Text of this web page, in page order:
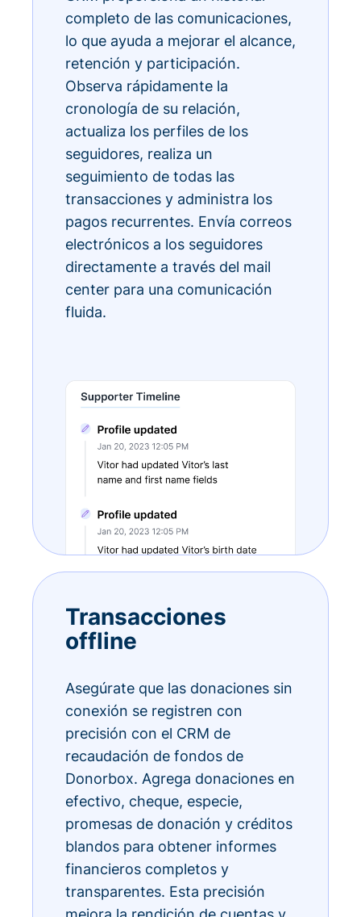
completo de las comunicaciones,
lo que ayuda a mejorar el alcance,
retención y participación.
Observa rápidamente la
cronología de su relación,
actualiza los perfiles de los
seguidores, realiza un
seguimiento de todas las
transacciones y administra los
pagos recurrentes. Envía correos
electrónicos a los seguidores
directamente a través del mail
center para una comunicación
fluida.
Transacciones
offline
Asegúrate que las donaciones sin
conexión se registren con
precisión con el CRM de
recaudación de fondos de
Donorbox. Agrega donaciones en
efectivo, cheque, especie,
promesas de donación y créditos
blandos para obtener informes
financieros completos y
transparentes. Esta precisión